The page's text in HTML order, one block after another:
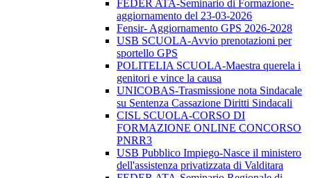
FEDER ATA-Seminario di Formazione-
aggiornamento del 23-03-2026
Fensir- Aggiornamento GPS 2026-2028
USB SCUOLA-Avvio prenotazioni per
sportello GPS
POLITELIA SCUOLA-Maestra querela i
genitori e vince la causa
UNICOBAS-Trasmissione nota Sindacale
su Sentenza Cassazione Diritti Sindacali
CISL SCUOLA-CORSO DI
FORMAZIONE ONLINE CONCORSO
PNRR3
USB Pubblico Impiego-Nasce il ministero
dell'assistenza privatizzata di Valditara